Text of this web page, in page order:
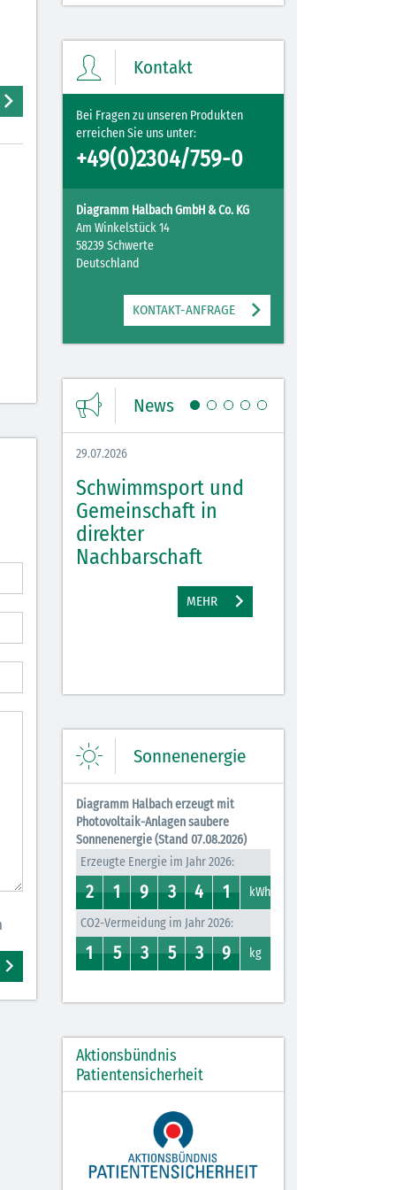
Kontakt
Bei Fragen zu unseren Produkten
erreichen Sie uns unter:
+49(0)2304/759-0
Diagramm Halbach GmbH & Co. KG
Am Winkelstück 14
58239 Schwerte
Deutschland
KONTAKT-ANFRAGE
News
29.07.2026
Schwimmsport und
Gemeinschaft in
direkter
Nachbarschaft
MEHR
Sonnenenergie
Diagramm Halbach erzeugt mit
Photovoltaik-Anlagen saubere
Sonnenenergie (Stand 07.08.2026)
Erzeugte Energie im Jahr 2026:
1
2
2 0
1
1 8
9
9 7
3
3 0
4
4 0
1
1 kWh
CO2-Vermeidung im Jahr 2026:
0
1
1 4
5
5 2
3
3 0
5
5 0
3
3 0
9
9 kg
Aktionsbündnis
Patientensicherheit